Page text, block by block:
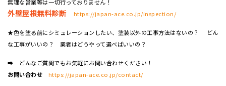
無理な営業等は一切行っておりません！
外壁屋根無料診断 https://japan-ace.co.jp/inspection/
★色を塗る前にシミュレーションしたい、塗装以外の工事方法はないの？ どん
な工事がいいの？ 業者はどうやって選べばいいの？
➡ どんなご質問でもお気軽にお問い合わせください！
お問い合わせ
https://japan-ace.co.jp/contact/